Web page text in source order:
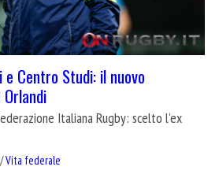
Centro Studi: il nuovo
Italiana Rugby: scelto l'ex
/Vita federale